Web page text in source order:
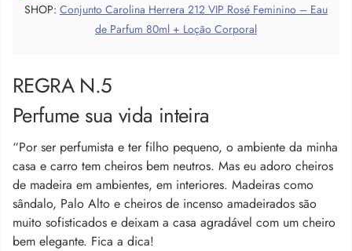
SHOP: Conjunto Carolina Herrera 212 VIP Rosé Feminino – Eau
de Parfum 80ml + Loção Corporal
REGRA N.5
Perfume sua vida inteira
“Por ser perfumista e ter filho pequeno, o ambiente da minha
casa e carro tem cheiros bem neutros. Mas eu adoro cheiros
de madeira em ambientes, em interiores. Madeiras como
sândalo, Palo Alto e cheiros de incenso amadeirados são
muito sofisticados e deixam a casa agradável com um cheiro
bem elegante. Fica a dica!